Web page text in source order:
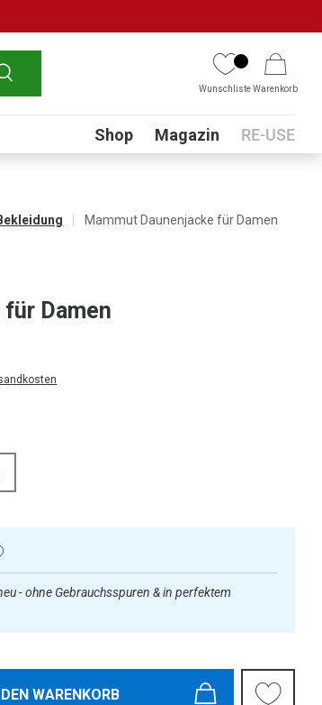
WunschlisteWarenkorb
Submenu
Shop Magazin RE-USE
Mammut Daunenjacke für Damen
für Damen
- ohne Gebrauchsspuren & in perfektem
DEN WARENKORB